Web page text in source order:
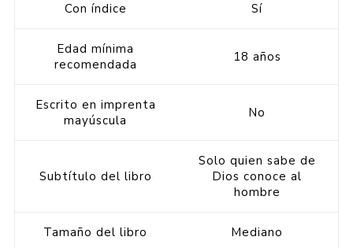
Con índice Sí
Edad mínima
recomendada
18 años
Escrito en imprenta
mayúscula
No
Subtítulo del libro
Solo quien sabe de
Dios conoce al
hombre
Tamaño del libro Mediano